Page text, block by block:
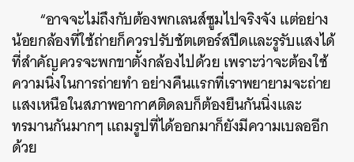
“อาจจะไม่ถึงกับต้องพกเลนส์ซูมไปจริงจัง แต่อย่าง
น้อยกล้องที่ใช้ถ่ายก็ควรปรับชัตเตอร์สปีดและรูรับแสงได้
ที่สำคัญควรจะพกขาตั้งกล้องไปด้วย เพราะว่าจะต้องใช้
ความนิ่งในการถ่ายทำ อย่างคืนแรกที่เราพยายามจะถ่าย
แสงเหนือในสภาพอากาศติดลบก็ต้องยืนกันนิ่งและ
ทรมานกันมากๆ แถมรูปที่ได้ออกมาก็ยังมีความเบลออีก
ด้วย